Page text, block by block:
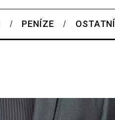
PENÍZE OSTATNÍ